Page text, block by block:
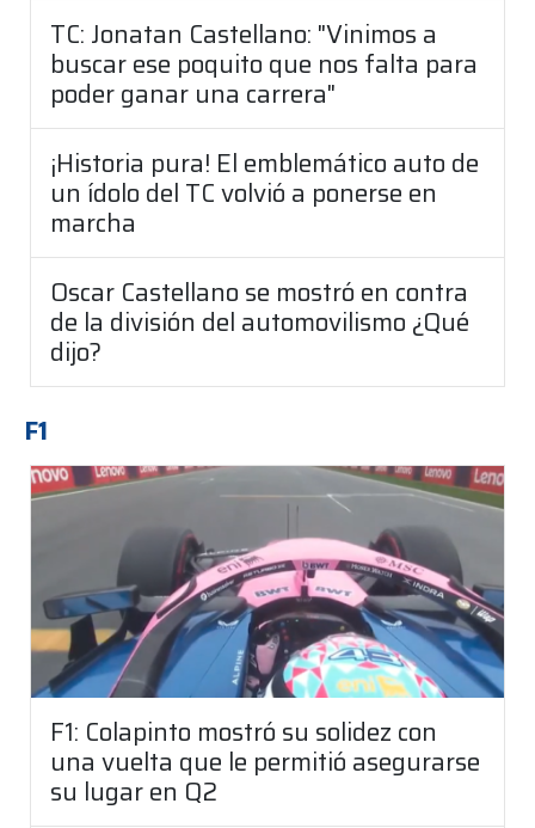
TC: Jonatan Castellano: "Vinimos a
buscar ese poquito que nos falta para
poder ganar una carrera"
¡Historia pura! El emblemático auto de
un ídolo del TC volvió a ponerse en
marcha
Oscar Castellano se mostró en contra
de la división del automovilismo ¿Qué
dijo?
F1
F1: Colapinto mostró su solidez con
una vuelta que le permitió asegurarse
su lugar en Q2